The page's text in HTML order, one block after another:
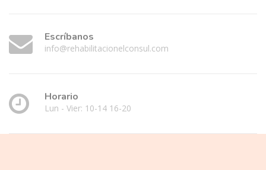
Escríbanos
info@rehabilitacionelconsul.com
Horario
Lun - Vier: 10-14 16-20